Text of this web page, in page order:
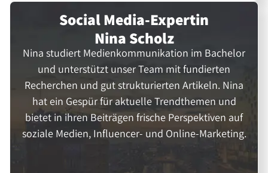
Social Media-Expertin
Nina Scholz
Nina studiert Medienkommunikation im Bachelor
und unterstützt unser Team mit fundierten
Recherchen und gut strukturierten Artikeln. Nina
hat ein Gespür für aktuelle Trendthemen und
bietet in ihren Beiträgen frische Perspektiven auf
soziale Medien, Influencer- und Online-Marketing.